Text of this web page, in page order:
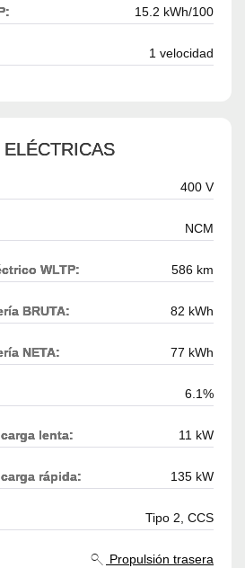
15.2 kWh/100
1 velocidad
400 V
NCM
WLTP: 586 km
BRUTA: 82 kWh
NETA: 77 kWh
6.1%
lenta: 11 kW
rápida: 135 kW
Tipo 2, CCS
Propulsión trasera